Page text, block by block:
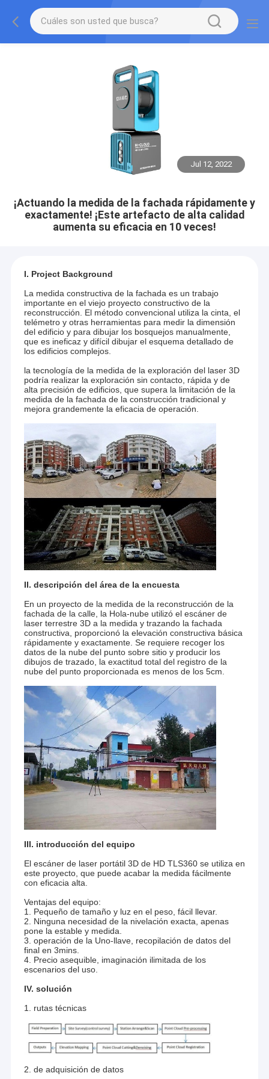
Jul 12, 2022
¡Actuando la medida de la fachada rápidamente y
exactamente! ¡Este artefacto de alta calidad
aumenta su eficacia en 10 veces!
I. Project Background
La medida constructiva de la fachada es un trabajo
importante en el viejo proyecto constructivo de la
reconstrucción. El método convencional utiliza la cinta, el
telémetro y otras herramientas para medir la dimensión
del edificio y para dibujar los bosquejos manualmente,
que es ineficaz y difícil dibujar el esquema detallado de
los edificios complejos.
la tecnología de la medida de la exploración del laser 3D
podría realizar la exploración sin contacto, rápida y de
alta precisión de edificios, que supera la limitación de la
medida de la fachada de la construcción tradicional y
mejora grandemente la eficacia de operación.
II. descripción del área de la encuesta
En un proyecto de la medida de la reconstrucción de la
fachada de la calle, la Hola-nube utilizó el escáner de
laser terrestre 3D a la medida y trazando la fachada
constructiva, proporcionó la elevación constructiva básica
rápidamente y exactamente. Se requiere recoger los
datos de la nube del punto sobre sitio y producir los
dibujos de trazado, la exactitud total del registro de la
nube del punto proporcionada es menos de los 5cm.
III. introducción del equipo
El escáner de laser portátil 3D de HD TLS360 se utiliza en
este proyecto, que puede acabar la medida fácilmente
con eficacia alta.
Ventajas del equipo:
1. Pequeño de tamaño y luz en el peso, fácil llevar.
2. Ninguna necesidad de la nivelación exacta, apenas
pone la estable y medida.
3. operación de la Uno-llave, recopilación de datos del
final en 3mins.
4. Precio asequible, imaginación ilimitada de los
escenarios del uso.
IV. solución
1. rutas técnicas
2. de adquisición de datos